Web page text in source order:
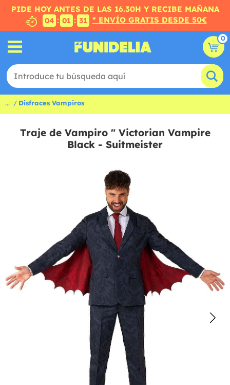
PIDE HOY ANTES DE LAS 16.30H Y RECIBE MAÑANA
04 : 01 : 31 * ENVÍO GRATIS DESDE 50€
0
... Disfraces Vampiros
Traje de Vampiro " Victorian Vampire
Black - Suitmeister